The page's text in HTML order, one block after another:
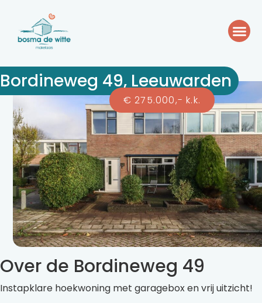
Bordineweg 49, Leeuwarden
Over de Bordineweg 49
Instapklare hoekwoning met garagebox en vrij uitzicht!